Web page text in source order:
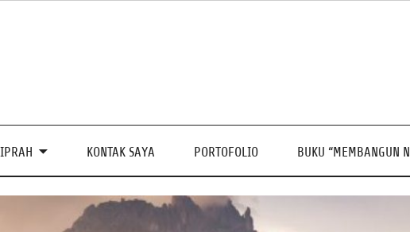
KONTAK SAYA PORTOFOLIO BUKU “MEMBANGUN